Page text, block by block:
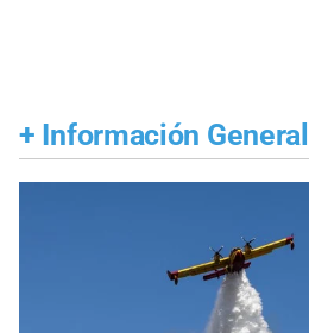
+ Información General